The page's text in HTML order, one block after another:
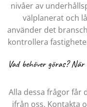
nivåer av
välplanerat och
använder det
kontrollera
Vad behöver göras?
Alla dessa frågor får
ifrån oss. Kontakta